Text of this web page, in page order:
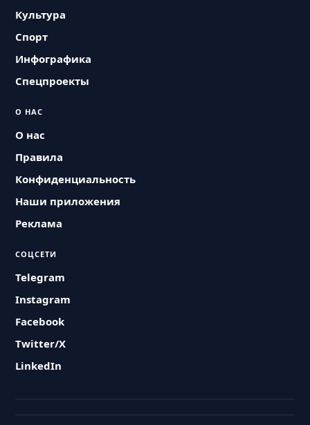
Культура
Спорт
Инфографика
Спецпроекты
О НАС
О нас
Правила
Конфиденциальность
Наши приложения
Реклама
СОЦСЕТИ
Telegram
Instagram
Facebook
Twitter/X
LinkedIn